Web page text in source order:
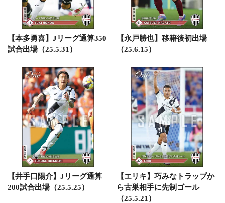
【本多勇喜】Jリーグ通算350
試合出場（25.5.31）
【永戸勝也】移籍後初出場
（25.6.15）
【井手口陽介】Jリーグ通算
200試合出場（25.5.25）
【エリキ】巧みなトラップか
ら古巣相手に先制ゴール
（25.5.21）